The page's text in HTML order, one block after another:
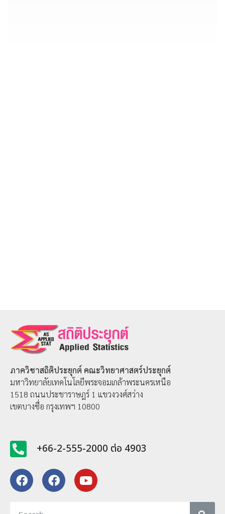
ภาควิชาสถิติประยุกต์ คณะวิทยาศาสตร์ประยุกต์
มหาวิทยาลัยเทคโนโลยีพระจอมเกล้าพระนครเหนือ
1518 ถนนประชาราษฎร์ 1 แขวงวงศ์สว่าง
เขตบางซื่อ กรุงเทพฯ 10800
+66-2-555-2000 ต่อ 4903